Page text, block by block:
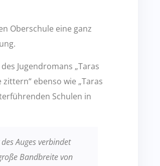
Oberschule eine ganz
Jugendromans „Taras
ebenso wie „Taras
Schulen in
Auges verbindet
Bandbreite von